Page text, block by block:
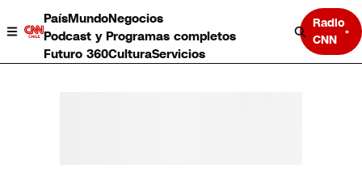
PaísMundoNegocios
Podcast y Programas completos
Futuro 360CulturaServicios
Radio
CNN